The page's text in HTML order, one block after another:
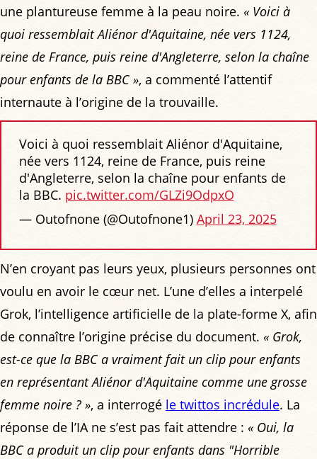
une plantureuse femme à la peau noire. « Voici à
quoi ressemblait Aliénor d'Aquitaine, née vers 1124,
reine de France, puis reine d'Angleterre, selon la chaîne
pour enfants de la BBC », a commenté l’attentif
internaute à l’origine de la trouvaille.
Voici à quoi ressemblait Aliénor d'Aquitaine,
née vers 1124, reine de France, puis reine
d'Angleterre, selon la chaîne pour enfants de
la BBC. pic.twitter.com/GLZi9OdpxO
— Outofnone (@Outofnone1) April 23, 2025
N’en croyant pas leurs yeux, plusieurs personnes ont
voulu en avoir le cœur net. L’une d’elles a interpelé
Grok, l’intelligence artificielle de la plate-forme X, afin
de connaître l’origine précise du document. « Grok,
est-ce que la BBC a vraiment fait un clip pour enfants
en représentant Aliénor d'Aquitaine comme une grosse
femme noire ? », a interrogé le twittos incrédule. La
réponse de l’IA ne s’est pas fait attendre : « Oui, la
BBC a produit un clip pour enfants dans "Horrible